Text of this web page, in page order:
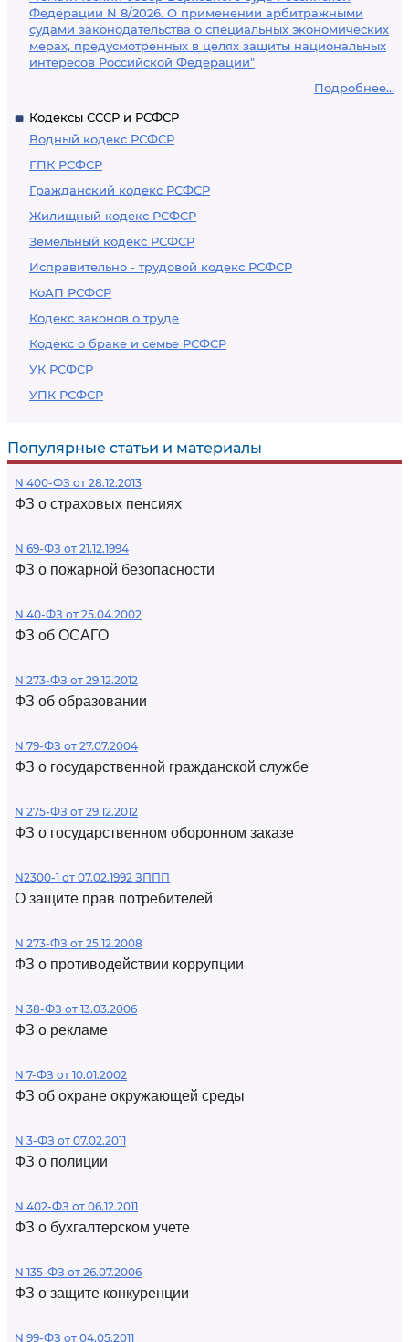
Федерации N 8/2026. О применении арбитражными
судами законодательства о специальных экономических
мерах, предусмотренных в целях защиты национальных
интересов Российской Федерации"
Подробнее...
Кодексы СССР и РСФСР
Водный кодекс РСФСР
ГПК РСФСР
Гражданский кодекс РСФСР
Жилищный кодекс РСФСР
Земельный кодекс РСФСР
Исправительно - трудовой кодекс РСФСР
КоАП РСФСР
Кодекс законов о труде
Кодекс о браке и семье РСФСР
УК РСФСР
УПК РСФСР
Популярные статьи и материалы
N 400-ФЗ от 28.12.2013
ФЗ о страховых пенсиях
N 69-ФЗ от 21.12.1994
ФЗ о пожарной безопасности
N 40-ФЗ от 25.04.2002
ФЗ об ОСАГО
N 273-ФЗ от 29.12.2012
ФЗ об образовании
N 79-ФЗ от 27.07.2004
ФЗ о государственной гражданской службе
N 275-ФЗ от 29.12.2012
ФЗ о государственном оборонном заказе
N2300-1 от 07.02.1992 ЗППП
О защите прав потребителей
N 273-ФЗ от 25.12.2008
ФЗ о противодействии коррупции
N 38-ФЗ от 13.03.2006
ФЗ о рекламе
N 7-ФЗ от 10.01.2002
ФЗ об охране окружающей среды
N 3-ФЗ от 07.02.2011
ФЗ о полиции
N 402-ФЗ от 06.12.2011
ФЗ о бухгалтерском учете
N 135-ФЗ от 26.07.2006
ФЗ о защите конкуренции
N 99-ФЗ от 04.05.2011